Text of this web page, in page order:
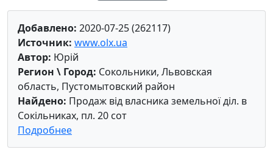
Добавлено: 2020-07-25 (262117)
Источник: www.olx.ua
Автор: Юрій
Регион \ Город: Сокольники, Львовская
область, Пустомытовский район
Найдено: Продаж від власника земельної діл. в
Сокільниках, пл. 20 сот
Подробнее